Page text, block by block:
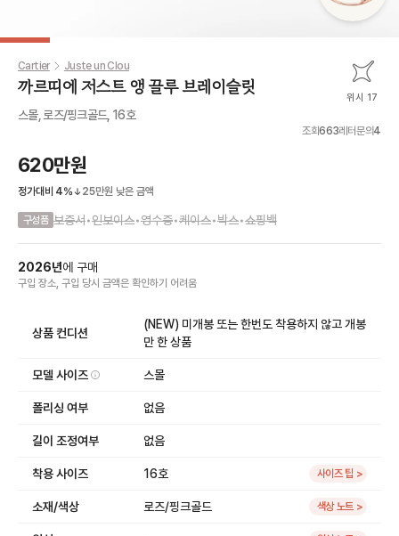
Cartier Juste un Clou
까르띠에 저스트 앵 끌루 브레이슬릿 위시 17
스몰, 로즈/핑크골드, 16호
조회663레터문의4
620만원
정가대비 4% 25만원 낮은 금액
구성품 보증서•인보이스•영수증•케이스•박스•쇼핑백
2026년에 구매
구입 장소, 구입 당시 금액은 확인하기 어려움
상품 컨디션
(NEW) 미개봉 또는 한번도 착용하지 않고 개봉
만 한 상품
모델 사이즈 스몰
폴리싱 여부 없음
길이 조정여부 없음
착용 사이즈 16호 사이즈 팁 >
소재/색상 로즈/핑크골드 색상 노트 >